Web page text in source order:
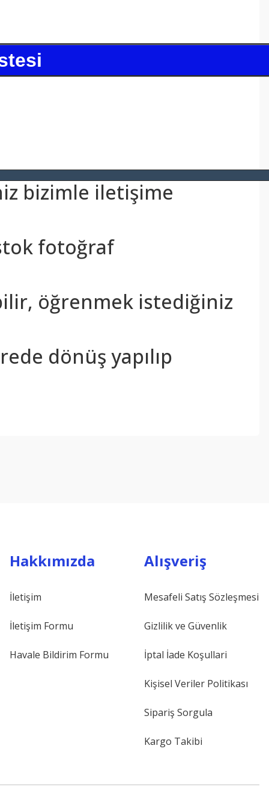
bizimle iletişime
fotoğraf
öğrenmek istediğiniz
dönüş yapılıp
Hakkımızda
İletişim
İletişim Formu
Havale Bildirim Formu
Alışveriş
Mesafeli Satış Sözleşmesi
Gizlilik ve Güvenlik
İptal İade Koşullari
Kişisel Veriler Politikası
Sipariş Sorgula
Kargo Takibi